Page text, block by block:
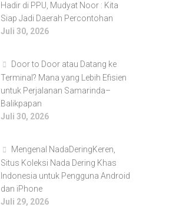
Hadir di PPU, Mudyat Noor : Kita
Siap Jadi Daerah Percontohan
Juli 30, 2026
Door to Door atau Datang ke
Terminal? Mana yang Lebih Efisien
untuk Perjalanan Samarinda–
Balikpapan
Juli 30, 2026
Mengenal NadaDeringKeren,
Situs Koleksi Nada Dering Khas
Indonesia untuk Pengguna Android
dan iPhone
Juli 29, 2026